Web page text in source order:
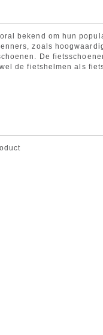
bekend om hun
zoals
De
de fietshelmen als